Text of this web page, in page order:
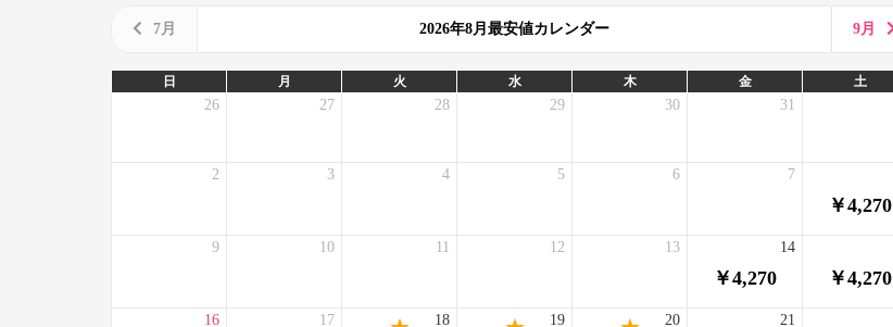
7月 2026年8月最安値カレンダー 9月
日 月 火 水 木 金 土
26 27 28 29 30 31
2 3 4 5 6 7
￥4,270
9 10 11 12 13
￥4,270
14
￥4,270
16 17 18 19 20 21